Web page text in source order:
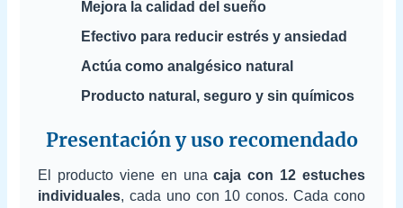
Mejora la calidad del sueño
Efectivo para reducir estrés y ansiedad
Actúa como analgésico natural
Producto natural, seguro y sin químicos
Presentación y uso recomendado
El producto viene en unacaja con 12 estuches
individuales, cada uno con 10 conos. Cada cono